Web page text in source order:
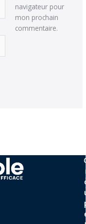
navigateur pour
mon prochain
commentaire.